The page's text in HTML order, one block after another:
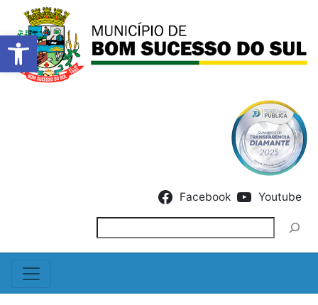
Barra de Ferramentas
Facebook Youtube